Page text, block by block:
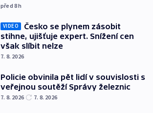
před 8h
VIDEO
Česko se plynem zásobit
stihne, ujišťuje expert. Snížení cen
však slíbit nelze
7. 8. 2026
Policie obvinila pět lidí v souvislosti s
veřejnou soutěží Správy železnic
7. 8. 2026 7. 8. 2026